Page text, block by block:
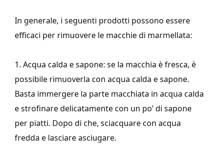
In generale, i seguenti prodotti possono essere
efficaci per rimuovere le macchie di marmellata:
1. Acqua calda e sapone: se la macchia è fresca, è
possibile rimuoverla con acqua calda e sapone.
Basta immergere la parte macchiata in acqua calda
e strofinare delicatamente con un po’ di sapone
per piatti. Dopo di che, sciacquare con acqua
fredda e lasciare asciugare.